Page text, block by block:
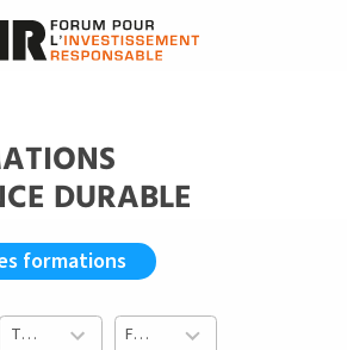
DURABLE
formations
Type de formation Formation initiale ou continue